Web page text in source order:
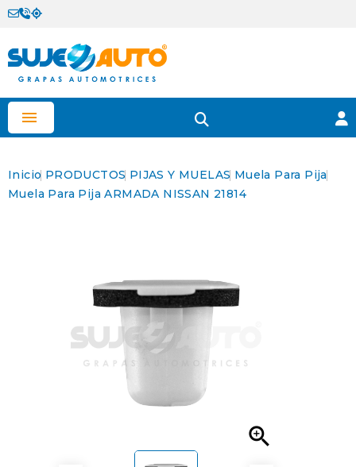

Inicio PRODUCTOS PIJAS Y MUELAS Muela Para Pija
Muela Para Pija ARMADA NISSAN 21814
